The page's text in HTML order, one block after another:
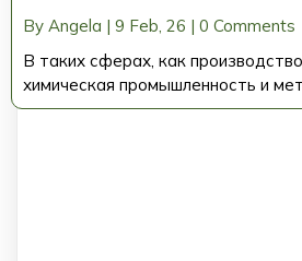
By Angela | 9 Feb, 26 | 0 Comments
В таких сферах, как
химическая промышленность и